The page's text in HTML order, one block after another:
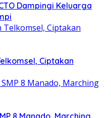
Dampingi Keluarga
Ciptakan